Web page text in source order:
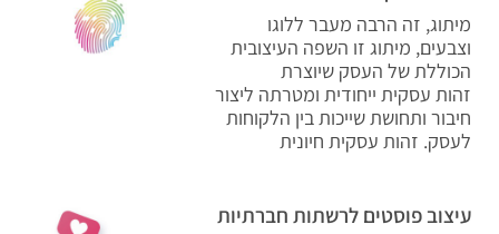
מיתוג, זה הרבה מעבר ללוגו
וצבעים, מיתוג זו השפה העיצובית
הכוללת של העסק שיוצרת
זהות עסקית ייחודית ומטרתה ליצור
חיבור ותחושת שייכות בין הלקוחות
לעסק. זהות עסקית חיונית
עיצוב פוסטים לרשתות חברתיות